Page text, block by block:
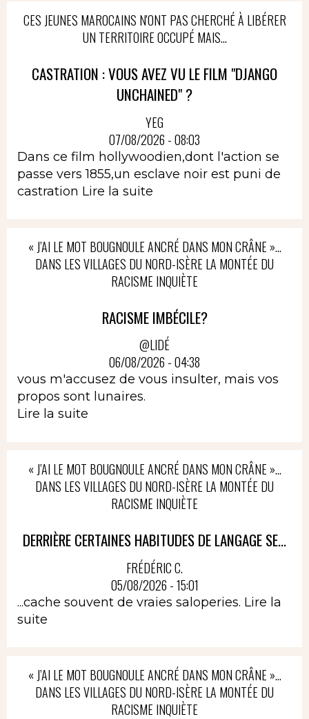
CES JEUNES MAROCAINS N'ONT PAS CHERCHÉ À LIBÉRER
UN TERRITOIRE OCCUPÉ MAIS...
CASTRATION : VOUS AVEZ VU LE FILM "DJANGO
UNCHAINED" ?
YEG
07/08/2026 - 08:03
Dans ce film hollywoodien,dont l'action se
passe vers 1855,un esclave noir est puni de
castration Lire la suite
« J’AI LE MOT BOUGNOULE ANCRÉ DANS MON CRÂNE »…
DANS LES VILLAGES DU NORD-ISÈRE LA MONTÉE DU
RACISME INQUIÈTE
RACISME IMBÉCILE?
@LIDÉ
06/08/2026 - 04:38
vous m'accusez de vous insulter, mais vos
propos sont lunaires.
Lire la suite
« J’AI LE MOT BOUGNOULE ANCRÉ DANS MON CRÂNE »…
DANS LES VILLAGES DU NORD-ISÈRE LA MONTÉE DU
RACISME INQUIÈTE
DERRIÈRE CERTAINES HABITUDES DE LANGAGE SE...
FRÉDÉRIC C.
05/08/2026 - 15:01
...cache souvent de vraies saloperies. Lire la
suite
« J’AI LE MOT BOUGNOULE ANCRÉ DANS MON CRÂNE »…
DANS LES VILLAGES DU NORD-ISÈRE LA MONTÉE DU
RACISME INQUIÈTE